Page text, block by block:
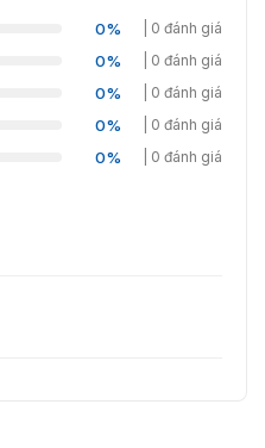
0% | 0 đánh giá
0% | 0 đánh giá
0% | 0 đánh giá
0% | 0 đánh giá
0% | 0 đánh giá